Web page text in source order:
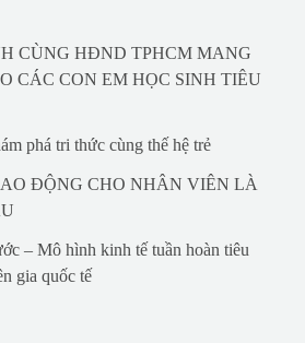
CÙNG HĐND TPHCM MANG
CÁC CON EM HỌC SINH TIÊU
phá tri thức cùng thế hệ trẻ
ĐỘNG CHO NHÂN VIÊN LÀ
– Mô hình kinh tế tuần hoàn tiêu
gia quốc tế